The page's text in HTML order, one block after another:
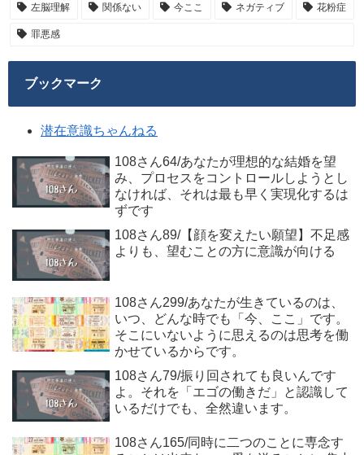
左脳理解 関係ない 今ここ ネガティブ 花粉症
罪悪感
ブックマーク
潜在意識ちゃんねる
108さん64/あなたが理想的な結婚を望
み、プロセスをコントロールしようとし
なければ、それは最も早く実現化するは
ずです
108さん89/【顔を変えたい願望】不足感
よりも、望むことの方に意識が向ける
108さん299/あなたが生きているのは、
いつ、どんな時でも「今、ここ」です。
そこにいないように思えるのは思考を働
かせているからです。
108さん79/振り回されても良いんです
よ。それを「エゴの働きだ」と認識して
いるだけでも、全然違います。
108さん165/同時に二つのことに専念す